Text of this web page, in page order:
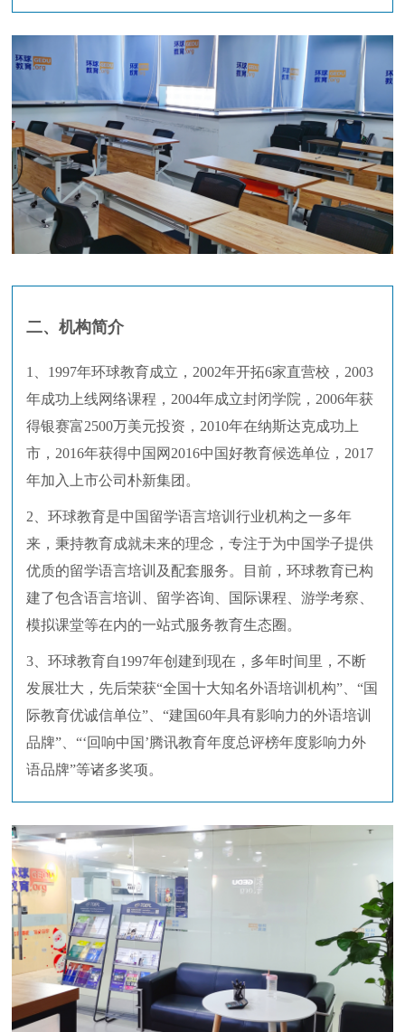
二、机构简介
1、1997年环球教育成立，2002年开拓6家直营校，2003
年成功上线网络课程，2004年成立封闭学院，2006年获
得银赛富2500万美元投资，2010年在纳斯达克成功上
市，2016年获得中国网2016中国好教育候选单位，2017
年加入上市公司朴新集团。
2、环球教育是中国留学语言培训行业机构之一多年
来，秉持教育成就未来的理念，专注于为中国学子提供
优质的留学语言培训及配套服务。目前，环球教育已构
建了包含语言培训、留学咨询、国际课程、游学考察、
模拟课堂等在内的一站式服务教育生态圈。
3、环球教育自1997年创建到现在，多年时间里，不断
发展壮大，先后荣获“全国十大知名外语培训机构”、“国
际教育优诚信单位”、“建国60年具有影响力的外语培训
品牌”、“‘回响中国’腾讯教育年度总评榜年度影响力外
语品牌”等诸多奖项。